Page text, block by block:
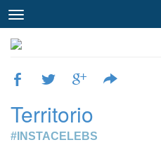
Territorio
#INSTACELEBS